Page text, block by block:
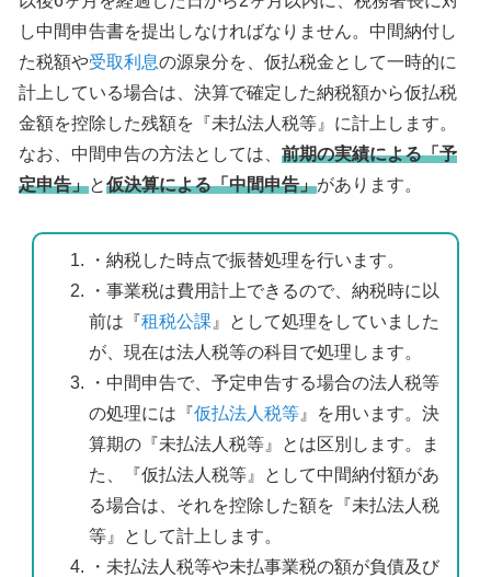
し中間申告書を提出しなければなりません。中間納付し
た税額や受取利息の源泉分を、仮払税金として一時的に
計上している場合は、決算で確定した納税額から仮払税
金額を控除した残額を『未払法人税等』に計上します。
なお、中間申告の方法としては、 前期の実績による「予
定申告」と仮決算による「中間申告」があります。
・納税した時点で振替処理を行います。
・事業税は費用計上できるので、納税時に以
前は『租税公課 』として処理をしていました
が、現在は法人税等の科目で処理します。
・中間申告で、予定申告する場合の法人税等
の処理には『仮払法人税等 』を用います。決
算期の『未払法人税等』とは区別します。ま
た、『仮払法人税等』として中間納付額があ
る場合は、それを控除した額を『未払法人税
等』として計上します。
・未払法人税等や未払事業税の額が負債及び